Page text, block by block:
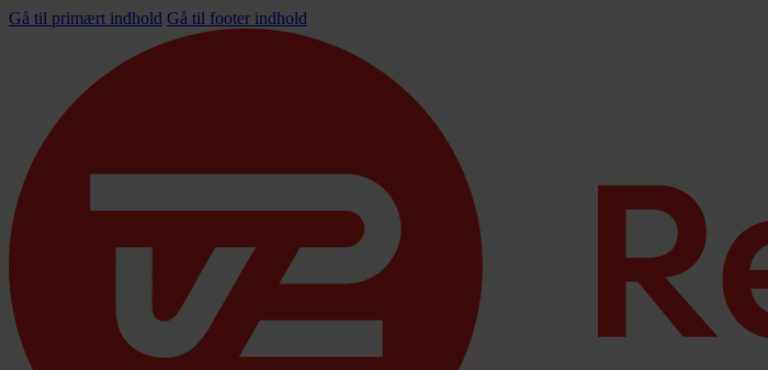
Gå til primært indhold Gå til footer indhold